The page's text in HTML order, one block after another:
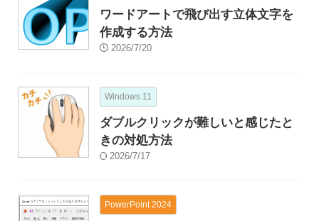
ワードアートで飛び出す立体文字を
作成する方法
2026/7/20
Windows 11
ダブルクリックが難しいと感じたと
きの対処方法
2026/7/17
PowerPoint 2024